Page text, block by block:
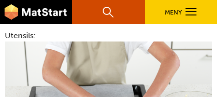
Hopp til hovedinnhold
hovednavigasjonsmobilversjon
MatStart
Søk MENY
OPPSKRIFTER
FILM
Utensils: